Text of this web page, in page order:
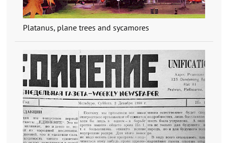
Platanus, plane trees and sycamores